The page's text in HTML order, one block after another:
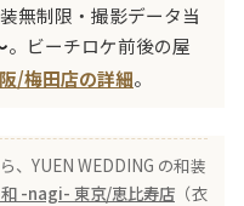
無制限・撮影データ当
。ビーチロケ前後の屋
/梅田店の詳細。
、YUEN WEDDING の和装
-nagi- 東京/恵比寿店 （衣